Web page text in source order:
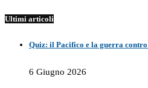
Ultimi articoli
Quiz: il Pacifico e la guerra
6 Giugno 2026